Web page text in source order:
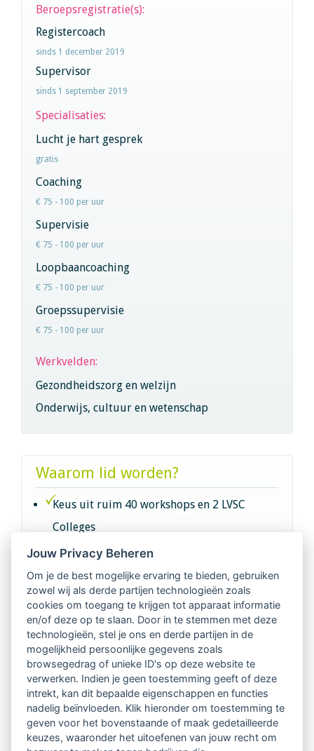
Beroepsregistratie(s):
Registercoach
sinds 1 december 2019
Supervisor
sinds 1 september 2019
Specialisaties:
Lucht je hart gesprek
gratis
Coaching
€ 75 - 100 per uur
Supervisie
€ 75 - 100 per uur
Loopbaancoaching
€ 75 - 100 per uur
Groepssupervisie
€ 75 - 100 per uur
Werkvelden:
Gezondheidszorg en welzijn
Onderwijs, cultuur en wetenschap
Waarom lid worden?
Keus uit ruim 40 workshops en 2 LVSC
Colleges
Intervisie met geregistreerde vakgenoten
Netwerk van 2100 professionals in 14
regio's
Vindbaar voor opdrachtgevers
Tijdschrift voor
Begeleidingskunde & kennisbank
Beroepsregistratie (LVSC keurmerk)
Jouw Privacy Beheren
Om je de best mogelijke ervaring te bieden, gebruiken
zowel wij als derde partijen technologieën zoals
cookies om toegang te krijgen tot apparaat informatie
en/of deze op te slaan. Door in te stemmen met deze
technologieën, stel je ons en derde partijen in de
mogelijkheid persoonlijke gegevens zoals
browsegedrag of unieke ID's op deze website te
verwerken. Indien je geen toestemming geeft of deze
intrekt, kan dit bepaalde eigenschappen en functies
nadelig beïnvloeden. Klik hieronder om toestemming te
geven voor het bovenstaande of maak gedetailleerde
keuzes, waaronder het uitoefenen van jouw recht om